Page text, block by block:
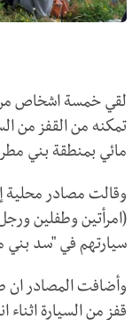
لقي خمسة اشخاص من
تمكنه من القفز من
مائي بمنطقة بني
(امرأتين وطفلين
سيارتهم في "سد بني
وأضافت المصادر ان